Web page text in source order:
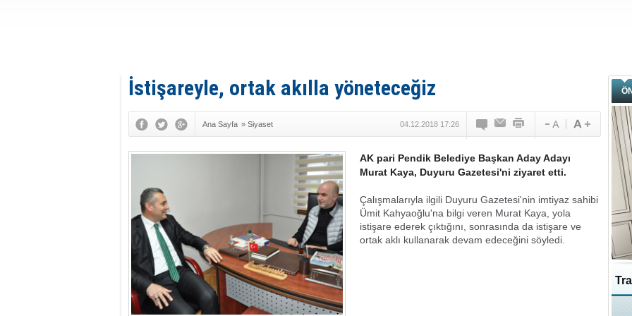
İstişareyle, ortak akılla yöneteceğiz
Ana Sayfa » Siyaset 04.12.2018 17:26
AK pari Pendik Belediye Başkan Aday Adayı
Murat Kaya, Duyuru Gazetesi'ni ziyaret etti.
Çalışmalarıyla ilgili Duyuru Gazetesi'nin imtiyaz sahibi
Ümit Kahyaoğlu'na bilgi veren Murat Kaya, yola
istişare ederek çıktığını, sonrasında da istişare ve
ortak aklı kullanarak devam edeceğini söyledi.